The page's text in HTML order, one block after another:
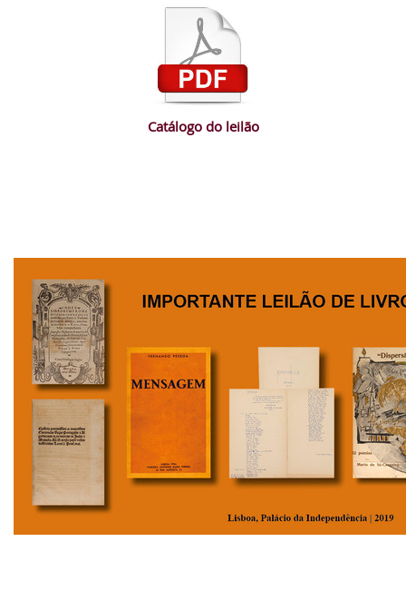
Catálogo do leilão